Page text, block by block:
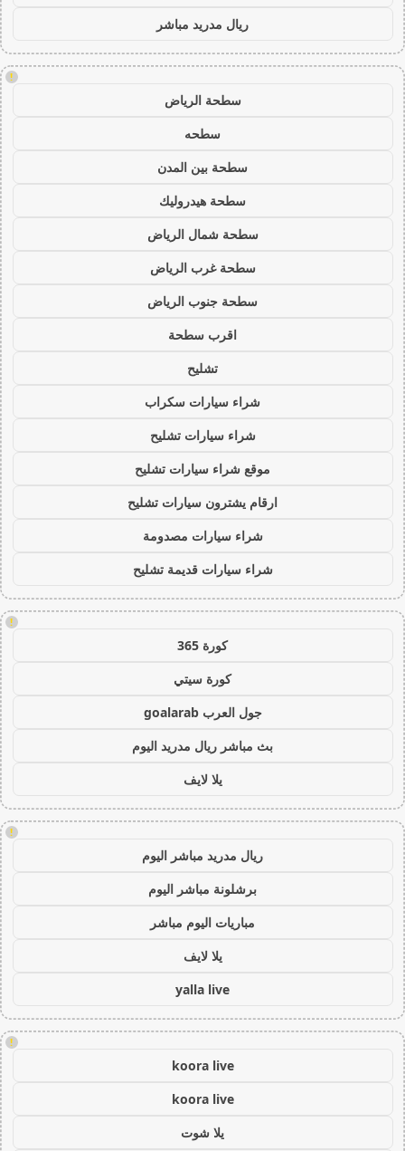
ريال مدريد مباشر
!
سطحة الرياض
سطحه
سطحة بين المدن
سطحة هيدروليك
سطحة شمال الرياض
سطحة غرب الرياض
سطحة جنوب الرياض
اقرب سطحة
تشليح
شراء سيارات سكراب
شراء سيارات تشليح
موقع شراء سيارات تشليح
ارقام يشترون سيارات تشليح
شراء سيارات مصدومة
شراء سيارات قديمة تشليح
!
كورة 365
كورة سيتي
جول العرب goalarab
بث مباشر ريال مدريد اليوم
يلا لايف
!
ريال مدريد مباشر اليوم
برشلونة مباشر اليوم
مباريات اليوم مباشر
يلا لايف
yalla live
!
koora live
koora live
يلا شوت